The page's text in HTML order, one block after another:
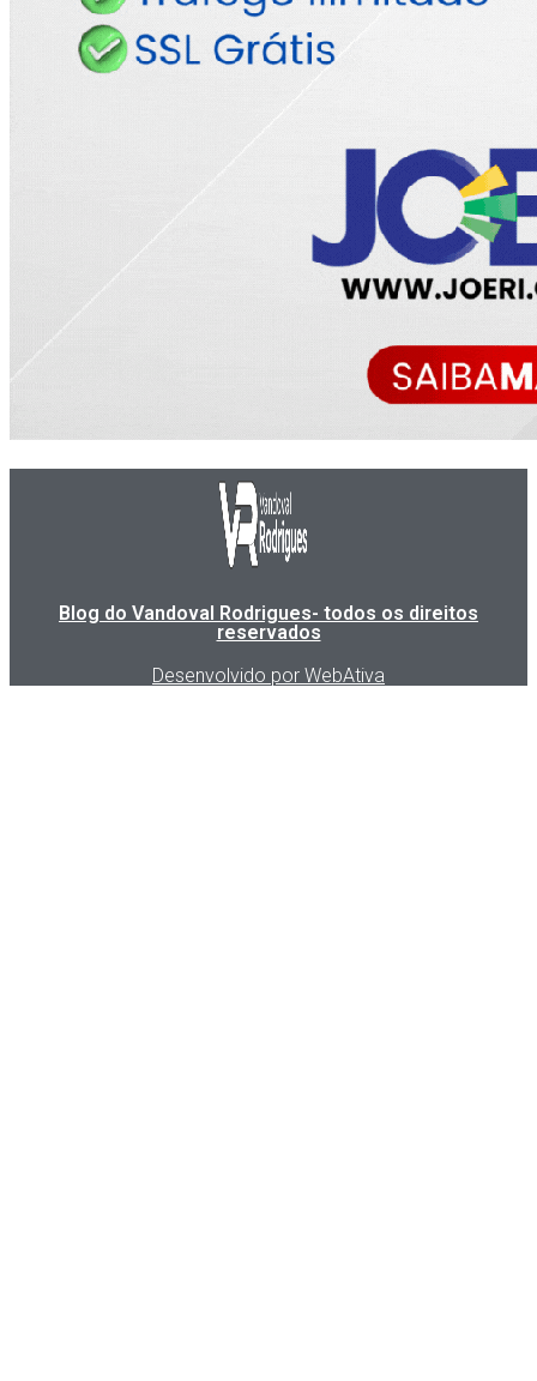
Blog do Vandoval Rodrigues- todos os direitos
reservados
Desenvolvido por WebAtiva